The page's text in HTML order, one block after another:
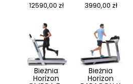
12590,00 zł 3990,00 zł
Bieżnia
Horizon
Bieżnia
Horizon